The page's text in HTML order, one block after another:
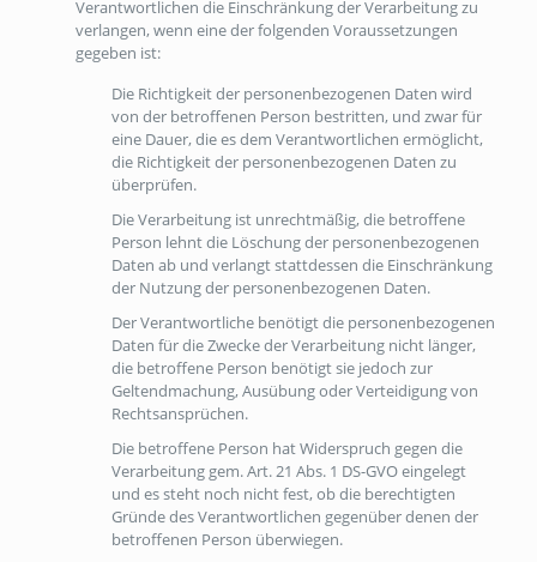
Verantwortlichen die Einschränkung der Verarbeitung zu
verlangen, wenn eine der folgenden Voraussetzungen
gegeben ist:
Die Richtigkeit der personenbezogenen Daten wird
von der betroffenen Person bestritten, und zwar für
eine Dauer, die es dem Verantwortlichen ermöglicht,
die Richtigkeit der personenbezogenen Daten zu
überprüfen.
Die Verarbeitung ist unrechtmäßig, die betroffene
Person lehnt die Löschung der personenbezogenen
Daten ab und verlangt stattdessen die Einschränkung
der Nutzung der personenbezogenen Daten.
Der Verantwortliche benötigt die personenbezogenen
Daten für die Zwecke der Verarbeitung nicht länger,
die betroffene Person benötigt sie jedoch zur
Geltendmachung, Ausübung oder Verteidigung von
Rechtsansprüchen.
Die betroffene Person hat Widerspruch gegen die
Verarbeitung gem. Art. 21 Abs. 1 DS-GVO eingelegt
und es steht noch nicht fest, ob die berechtigten
Gründe des Verantwortlichen gegenüber denen der
betroffenen Person überwiegen.